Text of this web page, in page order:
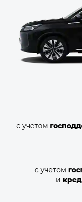
с учетом
с учетом
и